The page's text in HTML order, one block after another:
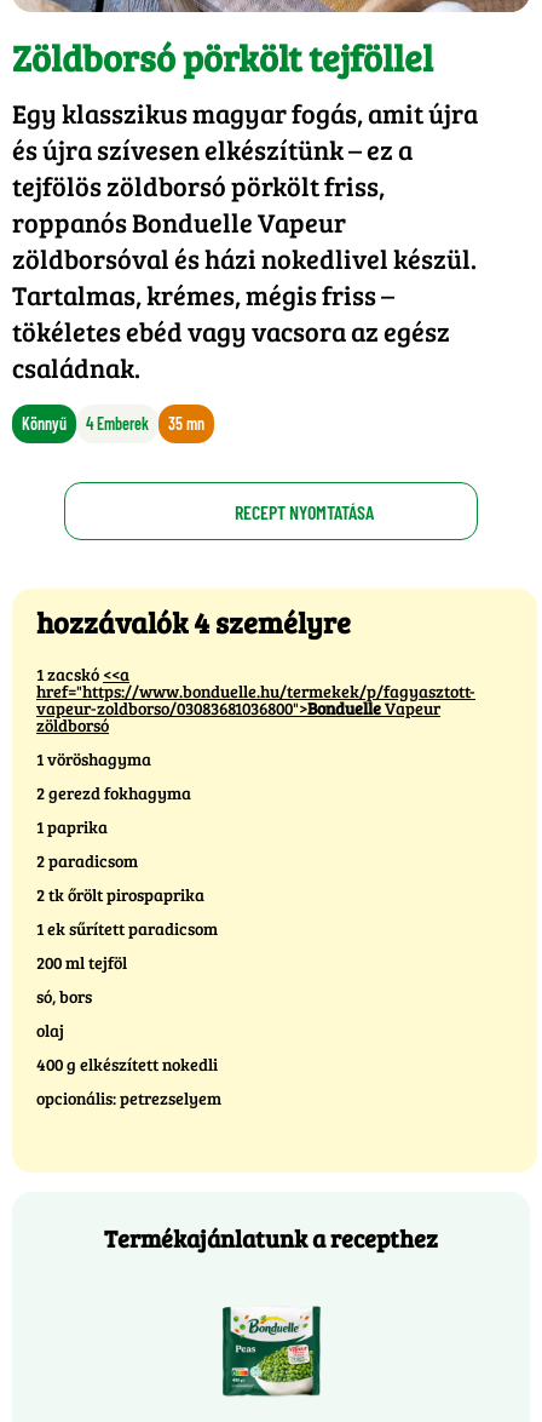
Zöldborsó pörkölt tejföllel
Egy klasszikus magyar fogás, amit újra
és újra szívesen elkészítünk – ez a
tejfölös zöldborsó pörkölt friss,
roppanós Bonduelle Vapeur
zöldborsóval és házi nokedlivel készül.
Tartalmas, krémes, mégis friss –
tökéletes ebéd vagy vacsora az egész
családnak.
Könnyű 4 Emberek 35 mn
RECEPT NYOMTATÁSA
hozzávalók 4 személyre
1 zacskó <<a
href="https://www.bonduelle.hu/termekek/p/fagyasztott-
vapeur-zoldborso/03083681036800">BonduelleVapeur
zöldborsó
1 vöröshagyma
2 gerezd fokhagyma
1 paprika
2 paradicsom
2 tk őrölt pirospaprika
1 ek sűrített paradicsom
200 ml tejföl
só, bors
olaj
400 g elkészített nokedli
opcionális: petrezselyem
Termékajánlatunk a recepthez